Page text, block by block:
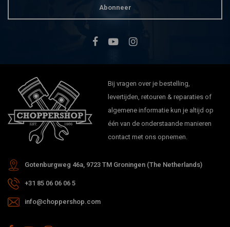
Abonneer
Bij vragen over je bestelling,
levertijden, retouren & reparaties of
algemene informatie kun je altijd op
één van de onderstaande manieren
contact met ons opnemen.
Gotenburgweg 46a, 9723 TM Groningen (The Netherlands)
+31 85 06 06 06 5
info@choppershop.com